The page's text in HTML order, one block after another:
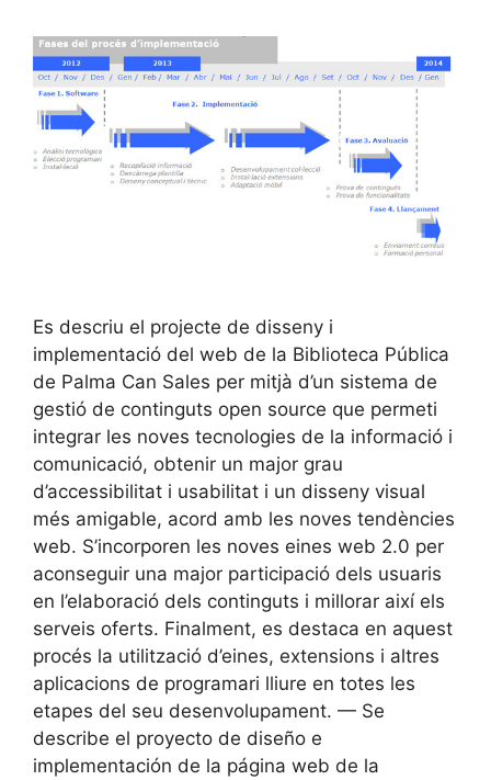
Es descriu el projecte de disseny i
implementació del web de la Biblioteca Pública
de Palma Can Sales per mitjà d’un sistema de
gestió de continguts open source que permeti
integrar les noves tecnologies de la informació i
comunicació, obtenir un major grau
d’accessibilitat i usabilitat i un disseny visual
més amigable, acord amb les noves tendències
web. S’incorporen les noves eines web 2.0 per
aconseguir una major participació dels usuaris
en l’elaboració dels continguts i millorar així els
serveis oferts. Finalment, es destaca en aquest
procés la utilització d’eines, extensions i altres
aplicacions de programari lliure en totes les
etapes del seu desenvolupament. — Se
describe el proyecto de diseño e
implementación de la página web de la